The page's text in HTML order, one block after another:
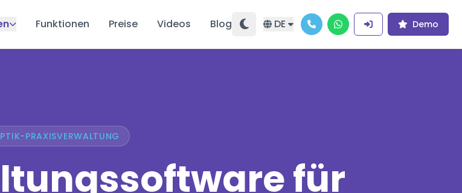
Funktionen Preise Videos Blog DE Demo
PRAXISVERWALTUNG
für